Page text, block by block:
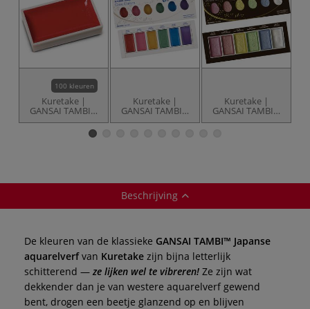
100 kleuren
Kuretake |
GANSAI TAMBI™
Japanse
aquarelverf — los
Kuretake |
GANSAI TAMBI™
Japanse
Kuretake |
GANSAI TAMBI™
Japanse
Beschrijving
De kleuren van de klassieke GANSAI TAMBI™ Japanse
aquarelverfvan Kuretake zijn bijna letterlijk
schitterend — ze lijken wel te vibreren! Ze zijn wat
dekkender dan je van westere aquarelverf gewend
bent, drogen een beetje glanzend op en blijven